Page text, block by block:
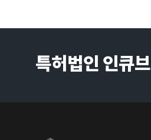
특허법인 인큐브